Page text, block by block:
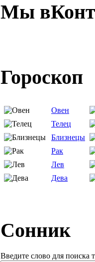
Мы
Гороскоп
Овен
Телец
Близнецы
Рак
Лев
Дева
Сонник
Введите слово для поиска